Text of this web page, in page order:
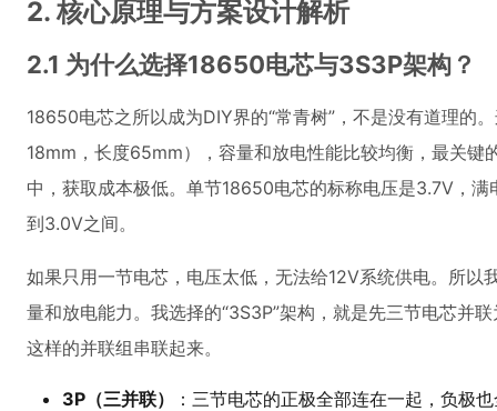
2. 核心原理与方案设计解析
2.1 为什么选择18650电芯与3S3P架构？
18650电芯之所以成为DIY界的“常青树”，不是没有道理的
18mm，长度65mm），容量和放电性能比较均衡，最关键
中，获取成本极低。单节18650电芯的标称电压是3.7V，
到3.0V之间。
如果只用一节电芯，电压太低，无法给12V系统供电。所以
量和放电能力。我选择的“3S3P”架构，就是先三节电芯并
这样的并联组串联起来。
3P（三并联）
：三节电芯的正极全部连在一起，负极